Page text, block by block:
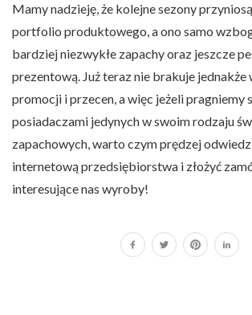
Mamy nadzieję, że kolejne sezony
portfolio produktowego, a ono samo
bardziej niezwykłe zapachy oraz jeszcze
prezentową. Już teraz nie brakuje jednakże
promocji i przecen, a więc jeżeli pragniemy
posiadaczami jedynych w swoim rodzaju
zapachowych, warto czym prędzej
internetową przedsiębiorstwa i złożyć
interesujące nas wyroby!